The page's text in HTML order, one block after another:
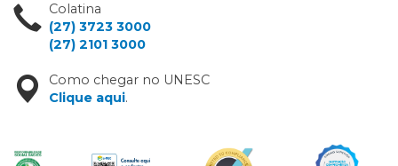
Colatina
(27) 3723 3000
(27) 2101 3000
Como chegar no UNESC
Clique aqui.